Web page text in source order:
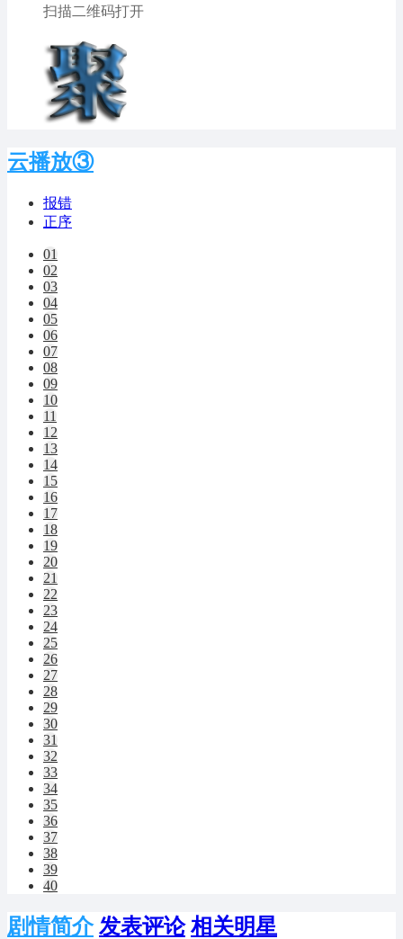
扫描二维码打开
云播放③
报错
正序
01
02
03
04
05
06
07
08
09
10
11
12
13
14
15
16
17
18
19
20
21
22
23
24
25
26
27
28
29
30
31
32
33
34
35
36
37
38
39
40
剧情简介 发表评论 相关明星